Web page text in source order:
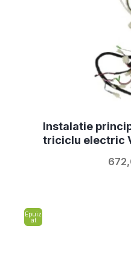
Instalatie
triciclu electric
Epuiz
at